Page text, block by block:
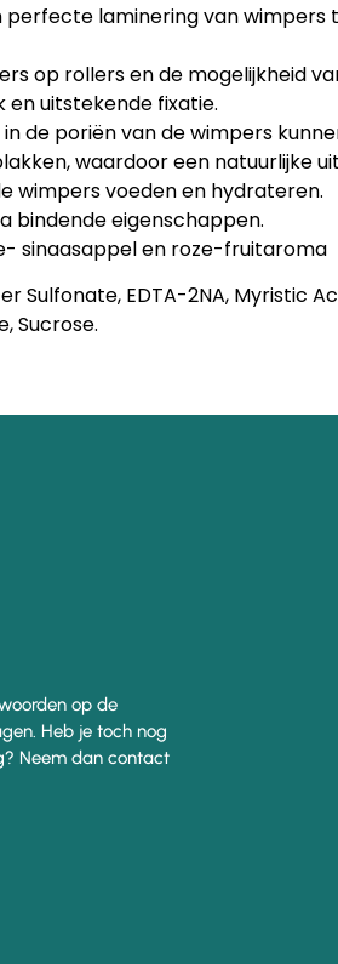
​​perfecte laminering van wimpers
op rollers en de mogelijkheid
uitstekende fixatie.
de poriën van de wimpers
waardoor een natuurlijke
wimpers voeden en hydrateren.
bindende eigenschappen.
sinaasappel en roze-fruitaroma
EDTA-2NA, Myristic
Sucrose.
op de
Heb je toch nog
Neem dan contact